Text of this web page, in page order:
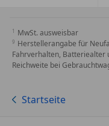
MwSt. ausweisbar
Herstellerangabe für
Fahrverhalten, Batteriealter
Reichweite bei
Startseite